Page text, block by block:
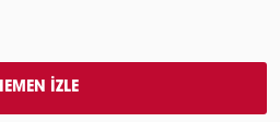
İZLE